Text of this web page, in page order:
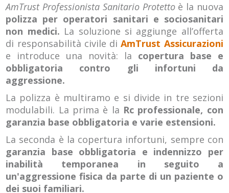
AmTrust Professionista Sanitario Protettoè la nuova
polizza per operatori sanitari e sociosanitari
non medici. La soluzione si aggiunge all’offerta
di responsabilità civile diAmTrust Assicurazioni
e introduce una novità: la copertura base e
obbligatoria contro gli infortuni da
aggressione.
La polizza è multiramo e si divide in tre sezioni
modulabili. La prima è la Rc professionale, con
garanzia base obbligatoria e varie estensioni.
La seconda è la copertura infortuni, sempre con
garanzia base obbligatoria e indennizzo per
inabilità temporanea in seguito a
un'aggressione fisica da parte di un paziente o
dei suoi familiari.